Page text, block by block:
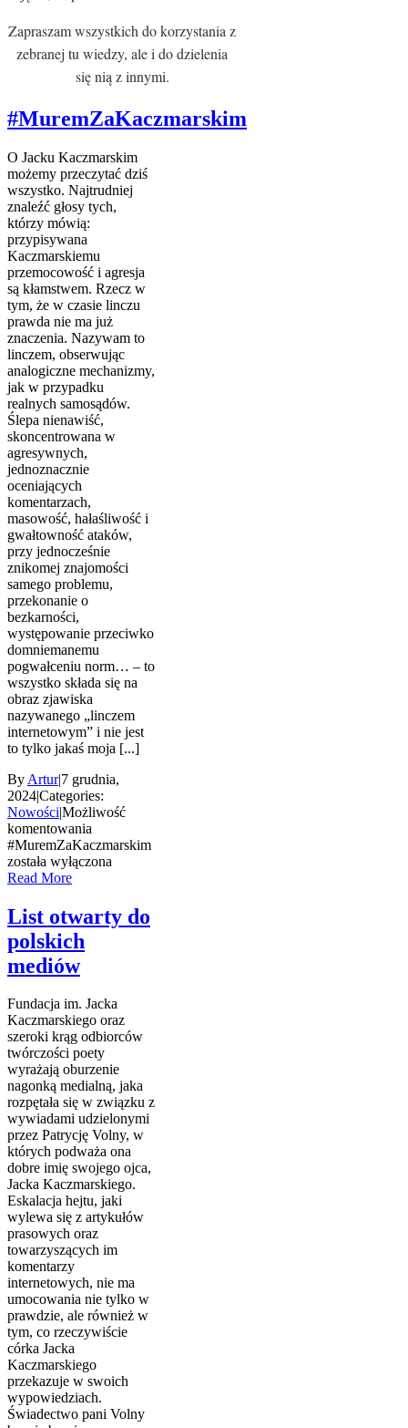
Zapraszam wszystkich do korzystania z
zebranej tu wiedzy, ale i do dzielenia
się nią z innymi.
#MuremZaKaczmarskim
O Jacku Kaczmarskim
możemy przeczytać dziś
wszystko. Najtrudniej
znaleźć głosy tych,
którzy mówią:
przypisywana
Kaczmarskiemu
przemocowość i agresja
są kłamstwem. Rzecz w
tym, że w czasie linczu
prawda nie ma już
znaczenia. Nazywam to
linczem, obserwując
analogiczne mechanizmy,
jak w przypadku
realnych samosądów.
Ślepa nienawiść,
skoncentrowana w
agresywnych,
jednoznacznie
oceniających
komentarzach,
masowość, hałaśliwość i
gwałtowność ataków,
przy jednocześnie
znikomej znajomości
samego problemu,
przekonanie o
bezkarności,
występowanie przeciwko
domniemanemu
pogwałceniu norm… – to
wszystko składa się na
obraz zjawiska
nazywanego „linczem
internetowym” i nie jest
to tylko jakaś moja [...]
By Artur|7 grudnia,
2024|Categories:
Nowości|Możliwość
komentowania
#MuremZaKaczmarskim
została wyłączona
Read More
List otwarty do
polskich
mediów
Fundacja im. Jacka
Kaczmarskiego oraz
szeroki krąg odbiorców
twórczości poety
wyrażają oburzenie
nagonką medialną, jaka
rozpętała się w związku z
wywiadami udzielonymi
przez Patrycję Volny, w
których podważa ona
dobre imię swojego ojca,
Jacka Kaczmarskiego.
Eskalacja hejtu, jaki
wylewa się z artykułów
prasowych oraz
towarzyszących im
komentarzy
internetowych, nie ma
umocowania nie tylko w
prawdzie, ale również w
tym, co rzeczywiście
córka Jacka
Kaczmarskiego
przekazuje w swoich
wypowiedziach.
Świadectwo pani Volny